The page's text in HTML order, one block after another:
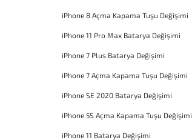
iPhone 8 Açma Kapama Tuşu Değişimi
iPhone 11 Pro Max Batarya Değişimi
iPhone 7 Plus Batarya Değişimi
iPhone 7 Açma Kapama Tuşu Değişimi
iPhone SE 2020 Batarya Değişimi
iPhone 5S Açma Kapama Tuşu Değişimi
iPhone 11 Batarya Değişimi